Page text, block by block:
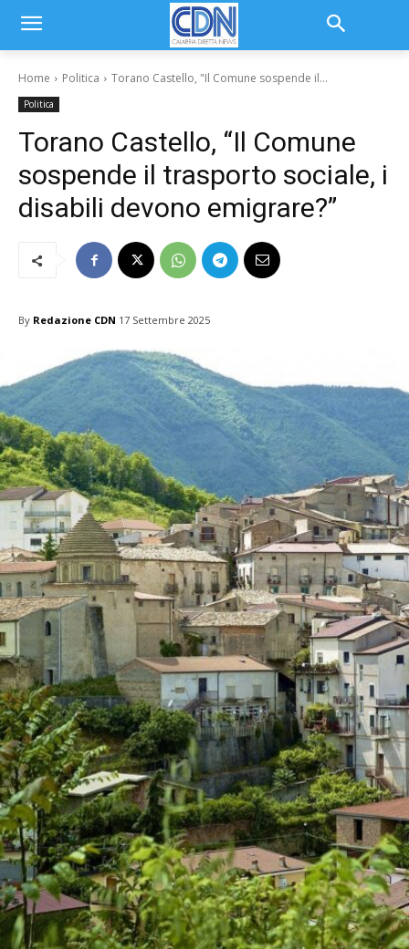
Home Politica Torano Castello, "Il Comune sospende il...
Politica
Torano Castello, “Il Comune
sospende il trasporto sociale, i
disabili devono emigrare?”
By Redazione CDN 17 Settembre 2025